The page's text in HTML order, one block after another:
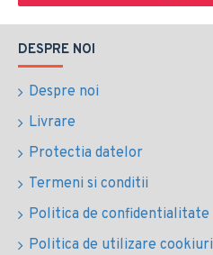
DESPRE NOI
Despre noi
Livrare
Protectia datelor
Termeni si conditii
Politica de confidentialitate
Politica de utilizare cookiuri